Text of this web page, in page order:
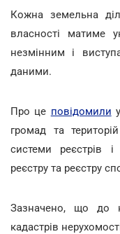
Кожна земельна
власності матиме
незмінним і
даними.
Про це повідомили
громад та
системи реєстрів і
реєстру та реєстру
Зазначено, що до
кадастрів